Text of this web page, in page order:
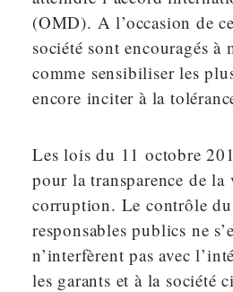
(OMD). A l’occasion de
société sont encouragés
comme sensibiliser les
encore inciter à la
Les lois du 11 octobre
pour la transparence de
corruption. Le contrôle du
responsables publics ne
n’interfèrent pas avec
les garants et à la société